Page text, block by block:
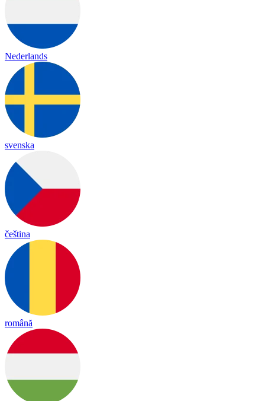
Nederlands
svenska
čeština
română